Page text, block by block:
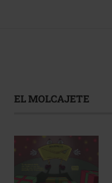
EL MOLCAJETE